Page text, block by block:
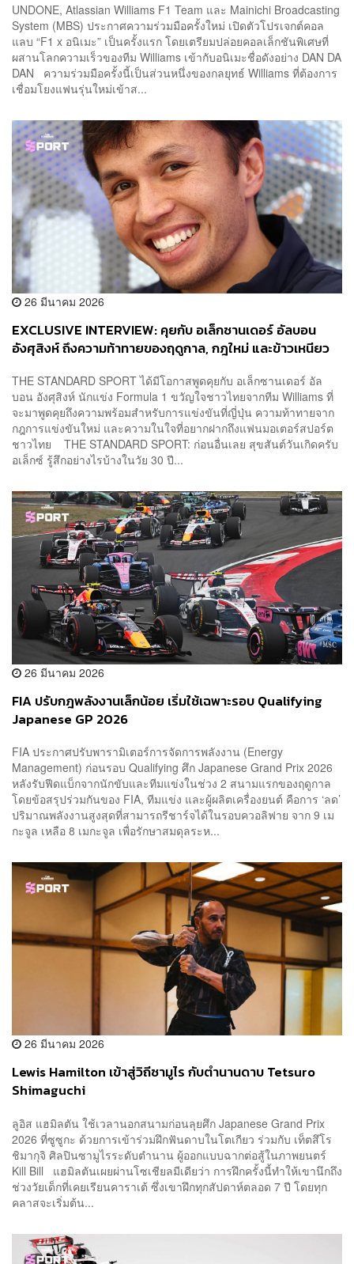
UNDONE, Atlassian Williams F1 Team และ Mainichi Broadcasting
System (MBS) ประกาศความร่วมมือครั้งใหม่ เปิดตัวโปรเจกต์คอล
แลบ “F1 x อนิเมะ” เป็นครั้งแรก โดยเตรียมปล่อยคอลเล็กชันพิเศษที่
ผสานโลกความเร็วของทีม Williams เข้ากับอนิเมะชื่อดังอย่าง DAN DA
DAN ความร่วมมือครั้งนี้เป็นส่วนหนึ่งของกลยุทธ์ Williams ที่ต้องการ
เชื่อมโยงแฟนรุ่นใหม่เข้าส...
26 มีนาคม 2026
EXCLUSIVE INTERVIEW: คุยกับ อเล็กซานเดอร์ อัลบอน
อังศุสิงห์ ถึงความท้าทายของฤดูกาล, กฎใหม่ และข้าวเหนียว
THE STANDARD SPORT ได้มีโอกาสพูดคุยกับ อเล็กซานเดอร์ อัล
บอน อังศุสิงห์ นักแข่ง Formula 1 ขวัญใจชาวไทยจากทีม Williams ที่
จะมาพูดคุยถึงความพร้อมสำหรับการแข่งขันที่ญี่ปุ่น ความท้าทายจาก
กฎการแข่งขันใหม่ และความในใจที่อยากฝากถึงแฟนมอเตอร์สปอร์ต
ชาวไทย THE STANDARD SPORT: ก่อนอื่นเลย สุขสันต์วันเกิดครับ
อเล็กซ์ รู้สึกอย่างไรบ้างในวัย 30 ปี...
26 มีนาคม 2026
FIA ปรับกฎพลังงานเล็กน้อย เริ่มใช้เฉพาะรอบ Qualifying
Japanese GP 2026
FIA ประกาศปรับพารามิเตอร์การจัดการพลังงาน (Energy
Management) ก่อนรอบ Qualifying ศึก Japanese Grand Prix 2026
หลังรับฟีดแบ็กจากนักขับและทีมแข่งในช่วง 2 สนามแรกของฤดูกาล
โดยข้อสรุปร่วมกันของ FIA, ทีมแข่ง และผู้ผลิตเครื่องยนต์ คือการ ‘ลด’
ปริมาณพลังงานสูงสุดที่สามารถรีชาร์จได้ในรอบควอลิฟาย จาก 9 เม
กะจูล เหลือ 8 เมกะจูล เพื่อรักษาสมดุลระห...
26 มีนาคม 2026
Lewis Hamilton เข้าสู่วิถีซามูไร กับตำนานดาบ Tetsuro
Shimaguchi
ลูอิส แฮมิลตัน ใช้เวลานอกสนามก่อนลุยศึก Japanese Grand Prix
2026 ที่ซูซูกะ ด้วยการเข้าร่วมฝึกฟันดาบในโตเกียว ร่วมกับ เท็ตสึโร
ชิมากุจิ ศิลปินซามูไรระดับตำนาน ผู้ออกแบบฉากต่อสู้ในภาพยนตร์
Kill Bill แฮมิลตันเผยผ่านโซเชียลมีเดียว่า การฝึกครั้งนี้ทำให้เขานึกถึง
ช่วงวัยเด็กที่เคยเรียนคาราเต้ ซึ่งเขาฝึกทุกสัปดาห์ตลอด 7 ปี โดยทุก
คลาสจะเริ่มต้น...